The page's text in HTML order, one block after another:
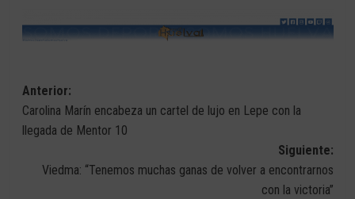
Navegación
de
entradas
Anterior:
Carolina Marín encabeza un cartel de lujo en Lepe con la
llegada de Mentor 10
Siguiente:
Viedma: “Tenemos muchas ganas de volver a encontrarnos
con la victoria”